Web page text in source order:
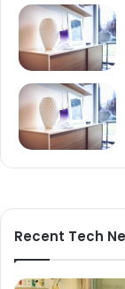
Recent Tech